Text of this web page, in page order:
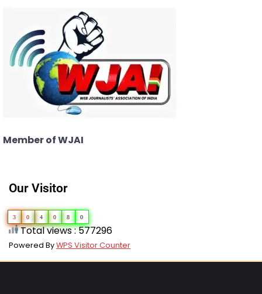
Member of WJAI
Our Visitor
3 0 4 0 8 0
Total views : 577296
Powered ByWPS Visitor Counter